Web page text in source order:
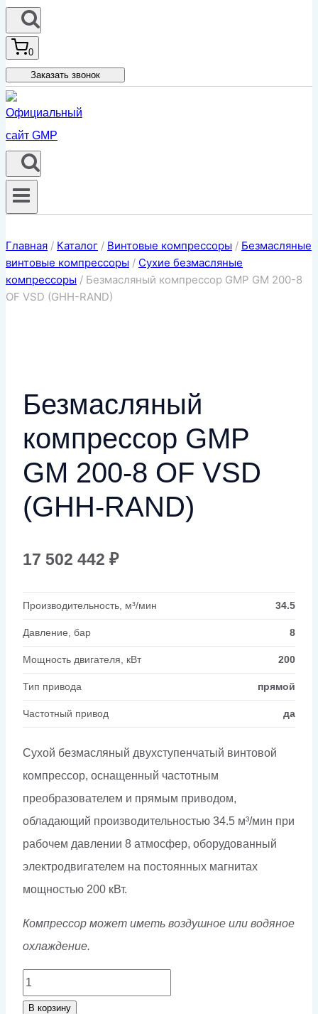
0
Заказать звонок
Главная / Каталог / Винтовые компрессоры / Безмасляные
винтовые компрессоры / Сухие безмасляные
компрессоры / Безмасляный компрессор GMP GM 200-8
OF VSD (GHH-RAND)
Безмасляный
компрессор GMP
GM 200-8 OF VSD
(GHH-RAND)
17 502 442 ₽
Производительность, м³/мин 34.5
Давление, бар 8
Мощность двигателя, кВт 200
Тип привода прямой
Частотный привод да
Сухой безмасляный двухступенчатый винтовой
компрессор, оснащенный частотным
преобразователем и прямым приводом,
обладающий производительностью 34.5 м³/мин при
рабочем давлении 8 атмосфер, оборудованный
электродвигателем на постоянных магнитах
мощностью 200 кВт.
Компрессор может иметь воздушное или водяное
охлаждение.
Количество
товара
В корзину